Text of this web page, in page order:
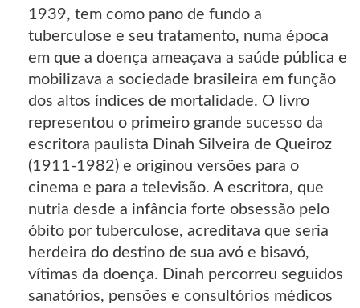
1939, tem como pano de fundo a
tuberculose e seu tratamento, numa época
em que a doença ameaçava a saúde pública e
mobilizava a sociedade brasileira em função
dos altos índices de mortalidade. O livro
representou o primeiro grande sucesso da
escritora paulista Dinah Silveira de Queiroz
(1911-1982) e originou versões para o
cinema e para a televisão. A escritora, que
nutria desde a infância forte obsessão pelo
óbito por tuberculose, acreditava que seria
herdeira do destino de sua avó e bisavó,
vítimas da doença. Dinah percorreu seguidos
sanatórios, pensões e consultórios médicos